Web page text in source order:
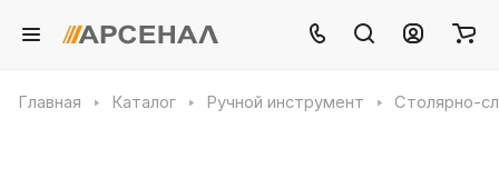
Главная Каталог Ручной инструмент Столярно-